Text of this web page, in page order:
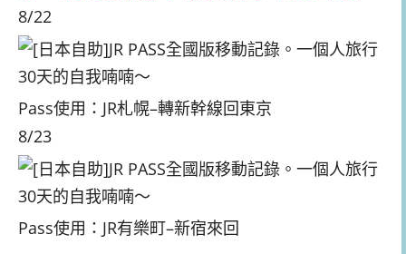
8/22
Pass使用：JR札幌–轉新幹線回東京
8/23
Pass使用：JR有樂町–新宿來回